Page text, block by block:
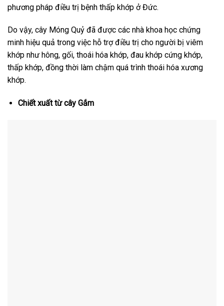
phương pháp điều trị bệnh thấp khớp ở Đức.
Do vậy, cây Móng Quỷ đã được các nhà khoa học chứng
minh hiệu quả trong việc hỗ trợ điều trị cho người bị viêm
khớp như hông, gối, thoái hóa khớp, đau khớp cứng khớp,
thấp khớp, đồng thời làm chậm quá trình thoái hóa xương
khớp.
Chiết xuất từ cây Gắm